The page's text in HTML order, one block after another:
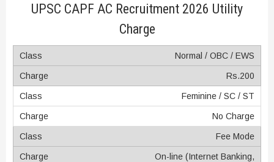
UPSC CAPF AC Recruitment 2026 Utility
Charge
Normal / OBC / EWS
Rs.200
Feminine / SC / ST
No Charge
Fee Mode
On-line (Internet Banking,